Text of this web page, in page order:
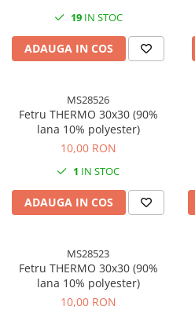
Panouri, Table
Prezentare
Suporturi birou
Bibliorafturi, Alonje
Ace, Agrafe, Pioneze
Capsatoare, Decapsatoare
Adezivi, Benzi adezive
Stampile
19IN STOC
ADAUGA IN COS
MS28526
Fetru THERMO 30x30 (90%
lana 10% polyester)
10,00 RON
1 IN STOC
ADAUGA IN COS
MS28523
Fetru THERMO 30x30 (90%
lana 10% polyester)
10,00 RON